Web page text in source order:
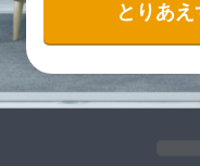
とりあ